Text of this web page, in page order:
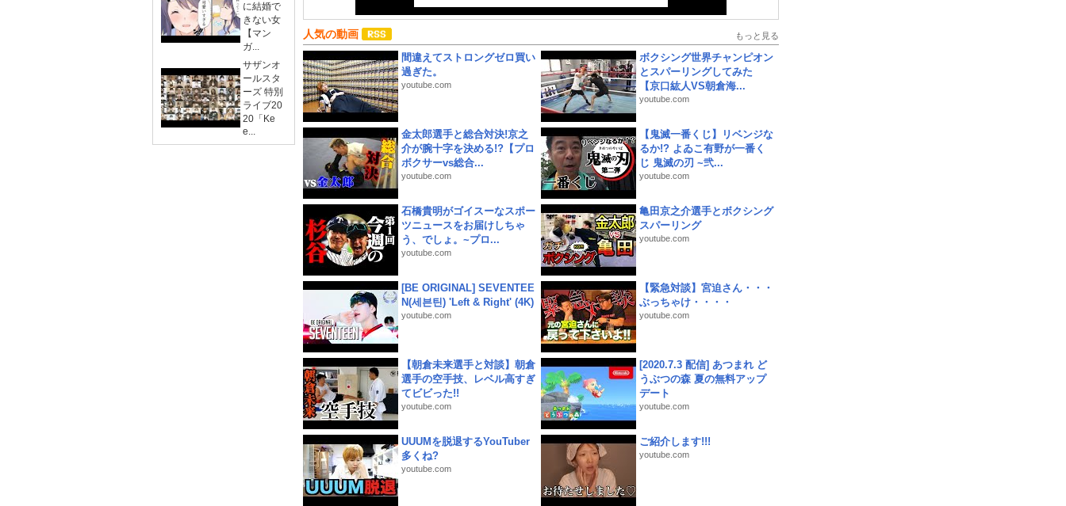
に結婚で
きない女
【マン
ガ...
サザンオ
ールスタ
ーズ 特別
ライブ20
20「Ke
e...
人気の動画 もっと見る
間違えてストロングゼロ買い
過ぎた。
youtube.com
ボクシング世界チャンピオン
とスパーリングしてみた
【京口紘人VS朝倉海...
youtube.com
金太郎選手と総合対決!京之
介が腕十字を決める!?【プロ
ボクサーvs総合...
youtube.com
【鬼滅一番くじ】リベンジな
るか!? よゐこ有野が一番く
じ 鬼滅の刃 ~弐...
youtube.com
石橋貴明がゴイスーなスポー
ツニュースをお届けしちゃ
う、でしょ。~プロ...
youtube.com
亀田京之介選手とボクシング
スパーリング
youtube.com
[BE ORIGINAL] SEVENTEE
N(세븐틴) 'Left & Right' (4K)
youtube.com
【緊急対談】宮迫さん・・・
ぶっちゃけ・・・・
youtube.com
【朝倉未来選手と対談】朝倉
選手の空手技、レベル高すぎ
てビビった!!
youtube.com
[2020.7.3 配信] あつまれ ど
うぶつの森 夏の無料アップ
デート
youtube.com
UUUMを脱退するYouTuber
多くね?
youtube.com
ご紹介します!!!
youtube.com